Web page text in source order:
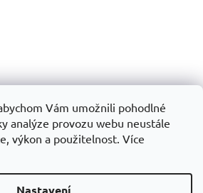
Vám umožnili pohodlné
analýze provozu webu neustále
výkon a použitelnost. Více
Nastavení
odběr elektrozařízení/baterií